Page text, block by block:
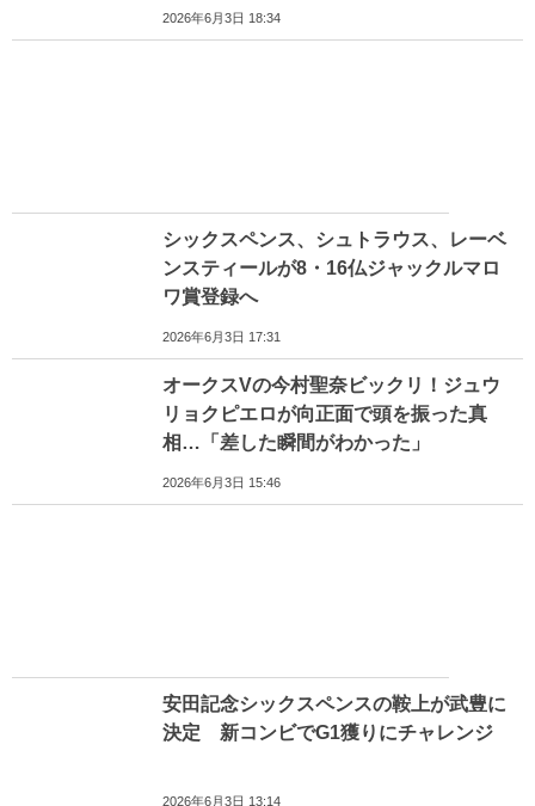
2026年6月3日 18:34
シックスペンス、シュトラウス、レーベ
ンスティールが8・16仏ジャックルマロ
ワ賞登録へ
2026年6月3日 17:31
オークスVの今村聖奈ビックリ！ジュウ
リョクピエロが向正面で頭を振った真
相…「差した瞬間がわかった」
2026年6月3日 15:46
安田記念シックスペンスの鞍上が武豊に
決定 新コンビでG1獲りにチャレンジ
2026年6月3日 13:14